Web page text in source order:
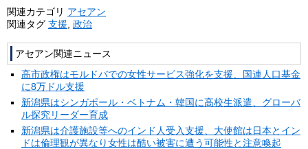
関連カテゴリ アセアン
関連タグ 支援 政治
アセアン関連ニュース
高市政権はモルドバでの女性サービス強化を支援、国連人口基金
に8万ドル支援
新潟県はシンガポール・ベトナム・韓国に高校生派遣、グローバ
ル探究リーダー育成
新潟県は介護施設等へのインド人受入支援、大使館は日本とイン
ドは倫理観が異なり女性は酷い被害に遭う可能性と注意喚起